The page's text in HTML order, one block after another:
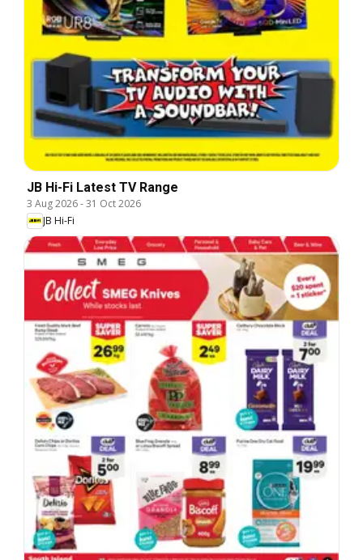
JB Hi-Fi Latest TV Range
3 Aug 2026-31 Oct 2026
JB Hi-Fi